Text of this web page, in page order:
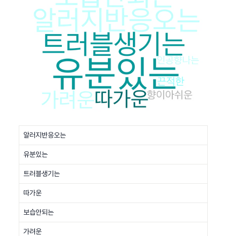
알러지반응오는
유분있는
트러블생기는
따가운
보습안되는
가려운